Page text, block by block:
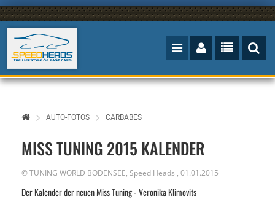
AUTO-FOTOS CARBABES
MISS TUNING 2015 KALENDER
© TUNING WORLD BODENSEE, Speed Heads , 01.01.2015
Der Kalender der neuen Miss Tuning - Veronika Klimovits